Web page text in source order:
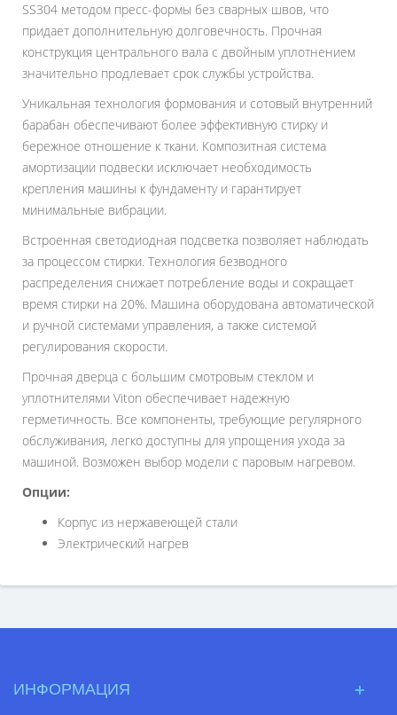
SS304 методом пресс-формы без сварных швов, что
придает дополнительную долговечность. Прочная
конструкция центрального вала с двойным уплотнением
значительно продлевает срок службы устройства.
Уникальная технология формования и сотовый внутренний
барабан обеспечивают более эффективную стирку и
бережное отношение к ткани. Композитная система
амортизации подвески исключает необходимость
крепления машины к фундаменту и гарантирует
минимальные вибрации.
Встроенная светодиодная подсветка позволяет наблюдать
за процессом стирки. Технология безводного
распределения снижает потребление воды и сокращает
время стирки на 20%. Машина оборудована автоматической
и ручной системами управления, а также системой
регулирования скорости.
Прочная дверца с большим смотровым стеклом и
уплотнителями Viton обеспечивает надежную
герметичность. Все компоненты, требующие регулярного
обслуживания, легко доступны для упрощения ухода за
машиной. Возможен выбор модели с паровым нагревом.
Опции:
Корпус из нержавеющей стали
Электрический нагрев
ИНФОРМАЦИЯ